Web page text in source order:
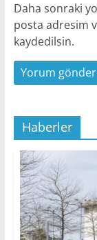
Daha sonraki
posta adresim
kaydedilsin.
Haberler